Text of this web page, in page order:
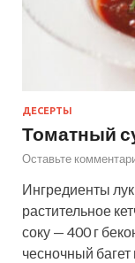
ДЕСЕРТЫ
Томатный
Оставьте
Ингредиенты
растительное
соку — 400 г
чесночный